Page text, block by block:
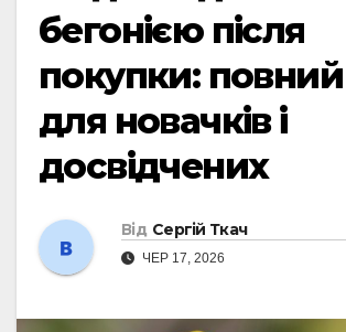
бегонією після
покупки: повний
для новачків і
досвідчених
Від Сергій Ткач
ЧЕР 17, 2026